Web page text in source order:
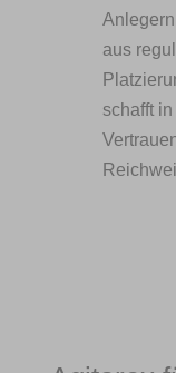
aus
schafft